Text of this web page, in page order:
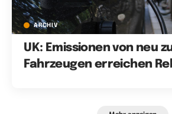
ARCHIV
UK: Emissionen von neu
Fahrzeugen erreichen